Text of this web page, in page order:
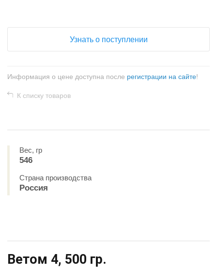
Узнать о поступлении
Информация о цене доступна после регистрации на сайте!
К списку товаров
Вес, гр
546
Страна производства
Россия
Ветом 4, 500 гр.